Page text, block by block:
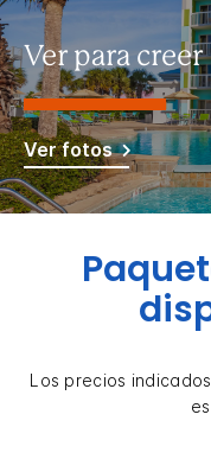
Ver para creer
Ver fotos
Los precios